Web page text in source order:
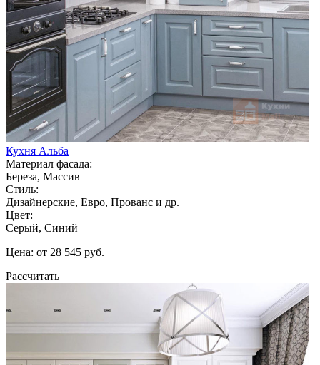
Кухня Альба
Материал фасада:
Береза, Массив
Стиль:
Дизайнерские, Евро, Прованс и др.
Цвет:
Серый, Синий
Цена: от 28 545 руб.
Рассчитать